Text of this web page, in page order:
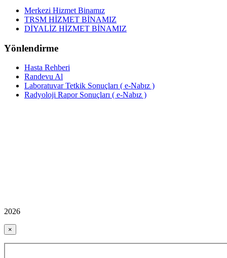
Merkezi Hizmet Binamız
TRSM HİZMET BİNAMIZ
DİYALİZ HİZMET BİNAMIZ
Yönlendirme
Hasta Rehberi
Randevu Al
Laboratuvar Tetkik Sonuçları ( e-Nabız )
Radyoloji Rapor Sonuçları ( e-Nabız )
2026
×